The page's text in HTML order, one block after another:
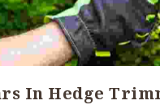
In Hedge